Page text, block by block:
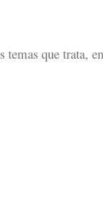
temas que trata,